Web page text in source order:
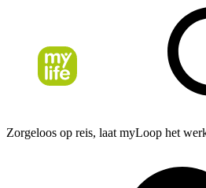
Zorgeloos op reis, laat myLoop het